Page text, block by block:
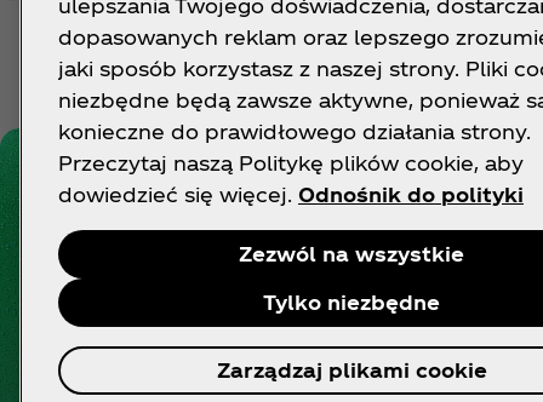
ulepszania Twojego doświadczenia,
dopasowanych reklam oraz lepszego
jaki sposób korzystasz z naszej strony. Pliki
niezbędne będą zawsze aktywne, ponieważ
konieczne do prawidłowego działania strony.
Przeczytaj naszą Politykę plików cookie, aby
dowiedzieć się więcej. Odnośnik do polityki
Zezwól na wszystkie
Tylko niezbędne
Zarządzaj plikami cookie